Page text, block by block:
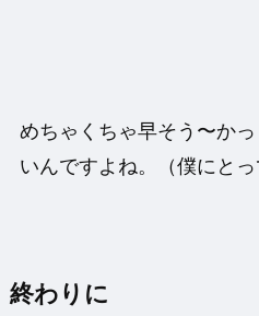
めちゃくちゃ早そう〜か
いんですよね。（僕にとっ
終わりに